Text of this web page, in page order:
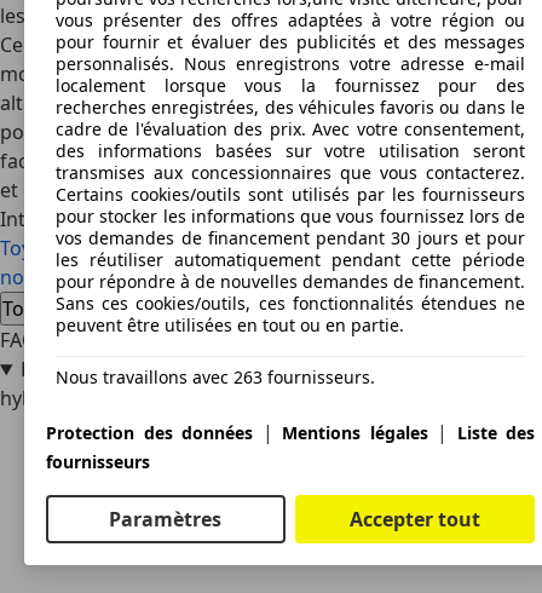
les Volkswagen Golf, Hyundai i30, Ford Focus et Opel Astra.
Cependant, elles n'étaient pas disponibles avec des
moteurs hybrides, ce qui faisait de l'Auris la seule
alternative pour ceux qui voulaient la plus économique
possible. Ce groupe motopropulseur le place également
face aux premières générations du Hyundai Kona Hybrid
et du Kia Niro Hybrid, pourtant des crossovers compacts.
Intéressé par l'Toyota Auris Hybrid
Toyota Auris Hybrid voiture d'occasionToyota Auris Hybrid
nouvelle voiture
Toyota Auris Hybrid offres concessionnaire
FAQ
La Toyota Auris offre-t-elle moins de volume de coffre en
hybride ?
vous présenter des offres adaptées à votre région ou
pour fournir et évaluer des publicités et des messages
personnalisés. Nous enregistrons votre adresse e-mail
localement lorsque vous la fournissez pour des
recherches enregistrées, des véhicules favoris ou dans le
cadre de l'évaluation des prix. Avec votre consentement,
des informations basées sur votre utilisation seront
transmises aux concessionnaires que vous contacterez.
Certains cookies/outils sont utilisés par les fournisseurs
pour stocker les informations que vous fournissez lors de
vos demandes de financement pendant 30 jours et pour
les réutiliser automatiquement pendant cette période
pour répondre à de nouvelles demandes de financement.
Sans ces cookies/outils, ces fonctionnalités étendues ne
peuvent être utilisées en tout ou en partie.
Nous travaillons avec 263 fournisseurs.
Protection des données | Mentions légales|
Liste des
fournisseurs
Paramètres Accepter tout